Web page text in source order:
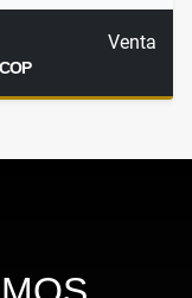
Venta
COP